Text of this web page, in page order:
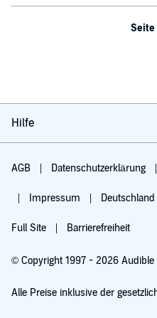
Seite
Hilfe
AGB Datenschutzerklärung
Impressum
Full Site Barrierefreiheit
© Copyright 1997 - 2026 Audible
Alle Preise inklusive der